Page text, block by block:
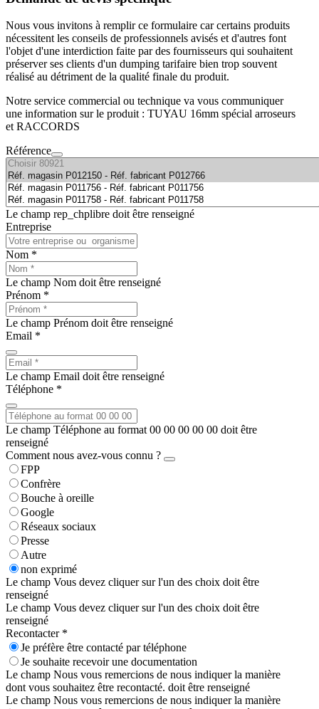
Nous vous invitons à remplir ce formulaire car certains produits
nécessitent les conseils de professionnels avisés et d'autres font
l'objet d'une interdiction faite par des fournisseurs qui souhaitent
préserver ses clients d'un dumping tarifaire bien trop souvent
réalisé au détriment de la qualité finale du produit.
Notre service commercial ou technique va vous communiquer
une information sur le produit : TUYAU 16mm spécial arroseurs
et RACCORDS
Référence
Le champ rep_chplibre doit être renseigné
Entreprise
Nom *
Le champ Nom doit être renseigné
Prénom *
Le champ Prénom doit être renseigné
Email *
Le champ Email doit être renseigné
Téléphone *
Le champ Téléphone au format 00 00 00 00 00 doit être
renseigné
Comment nous avez-vous connu ?
FPP
Confrère
Bouche à oreille
Google
Réseaux sociaux
Presse
Autre
non exprimé
Le champ Vous devez cliquer sur l'un des choix doit être
renseigné
Le champ Vous devez cliquer sur l'un des choix doit être
renseigné
Recontacter *
Je préfère être contacté par téléphone
Je souhaite recevoir une documentation
Le champ Nous vous remercions de nous indiquer la manière
dont vous souhaitez être recontacté. doit être renseigné
Le champ Nous vous remercions de nous indiquer la manière